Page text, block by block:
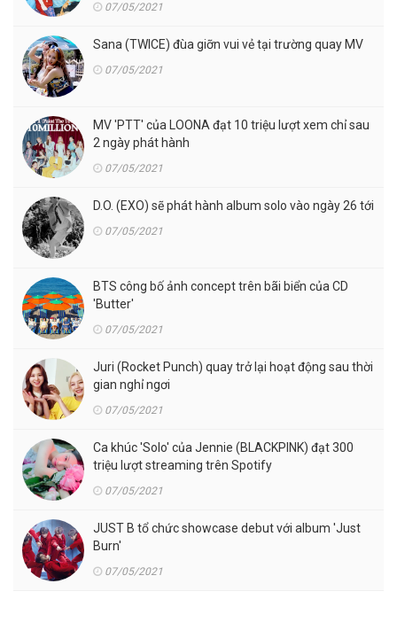
07/05/2021
Sana (TWICE) đùa giỡn vui vẻ tại trường quay MV
07/05/2021
MV 'PTT' của LOONA đạt 10 triệu lượt xem chỉ sau
2 ngày phát hành
07/05/2021
D.O. (EXO) sẽ phát hành album solo vào ngày 26 tới
07/05/2021
BTS công bố ảnh concept trên bãi biển của CD
'Butter'
07/05/2021
Juri (Rocket Punch) quay trở lại hoạt động sau thời
gian nghỉ ngơi
07/05/2021
Ca khúc 'Solo' của Jennie (BLACKPINK) đạt 300
triệu lượt streaming trên Spotify
07/05/2021
JUST B tổ chức showcase debut với album 'Just
Burn'
07/05/2021